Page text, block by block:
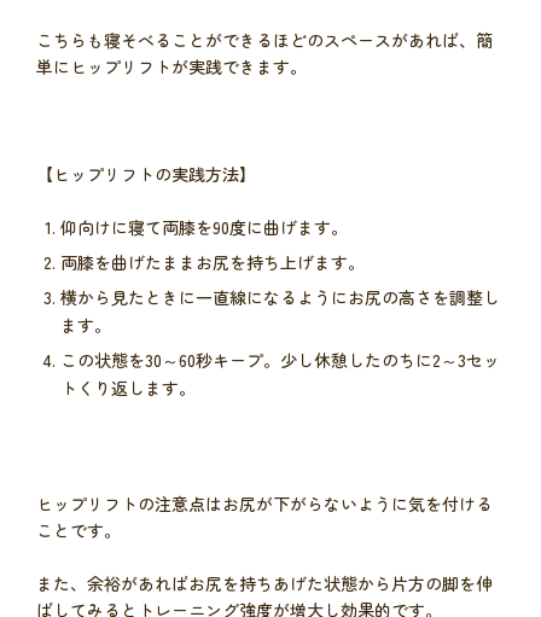
こちらも寝そべることができるほどのスペースがあれば、簡
単にヒップリフトが実践できます。
【ヒップリフトの実践方法】
仰向けに寝て両膝を90度に曲げます。
両膝を曲げたままお尻を持ち上げます。
横から見たときに一直線になるようにお尻の高さを調整し
ます。
この状態を30～60秒キープ。少し休憩したのちに2～3セッ
トくり返します。
ヒップリフトの注意点はお尻が下がらないように気を付ける
ことです。
また、余裕があればお尻を持ちあげた状態から片方の脚を伸
ばしてみるとトレーニング強度が増大し効果的です。